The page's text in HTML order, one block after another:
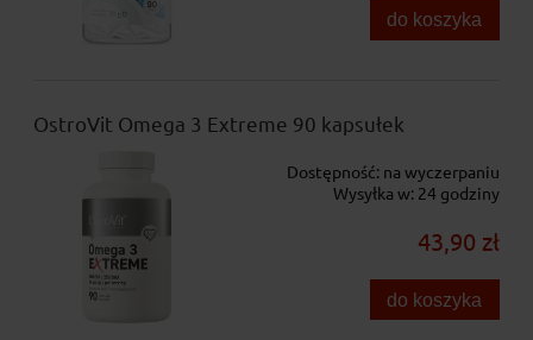
do koszyka
OstroVit Omega 3 Extreme 90 kapsułek
Dostępność: na wyczerpaniu
Wysyłka w: 24 godziny
43,90 zł
do koszyka